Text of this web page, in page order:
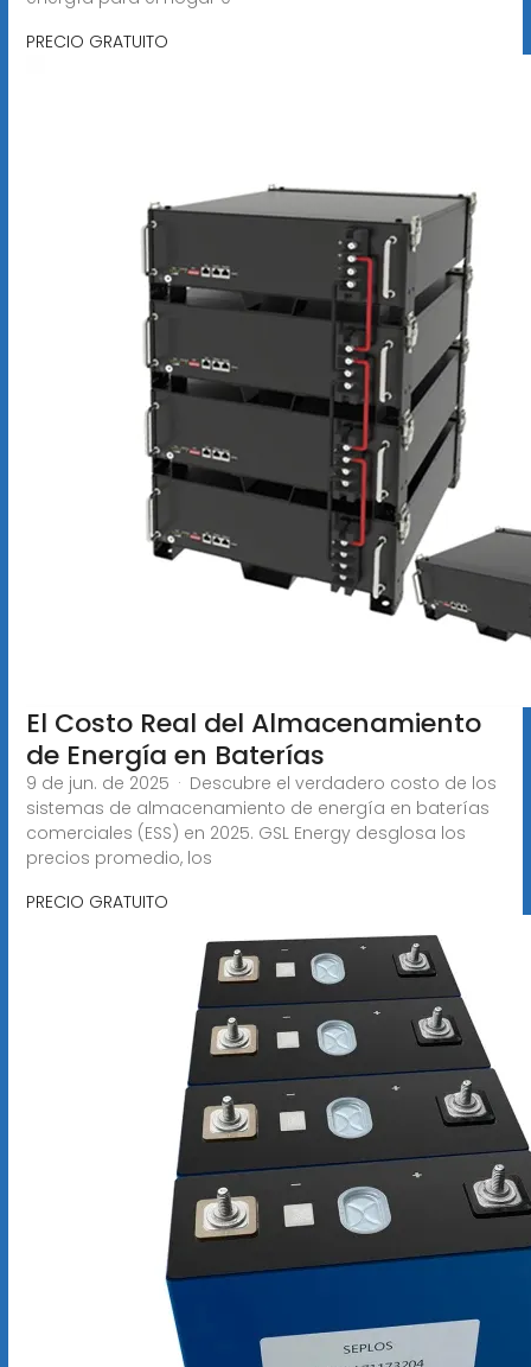
PRECIO GRATUITO
El Costo Real del Almacenamiento
de Energía en Baterías
9 de jun. de 2025 · Descubre el verdadero costo de los
sistemas de almacenamiento de energía en baterías
comerciales (ESS) en 2025. GSL Energy desglosa los
precios promedio, los
PRECIO GRATUITO